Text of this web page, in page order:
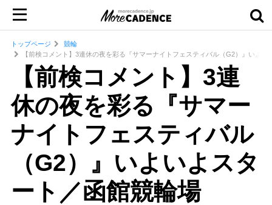
トップページ
競輪
【前検コメント】3連休の夜を彩る『サマーナイトフェスティバル（G2）』いよい
【前検コメント】3連
休の夜を彩る『サマー
ナイトフェスティバル
（G2）』いよいよスタ
ート／函館競輪場